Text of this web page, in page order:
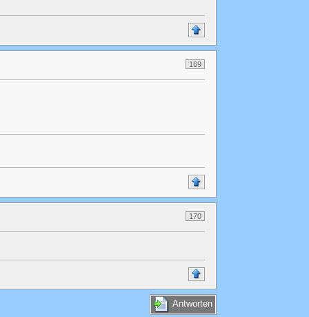
169
170
Antworten